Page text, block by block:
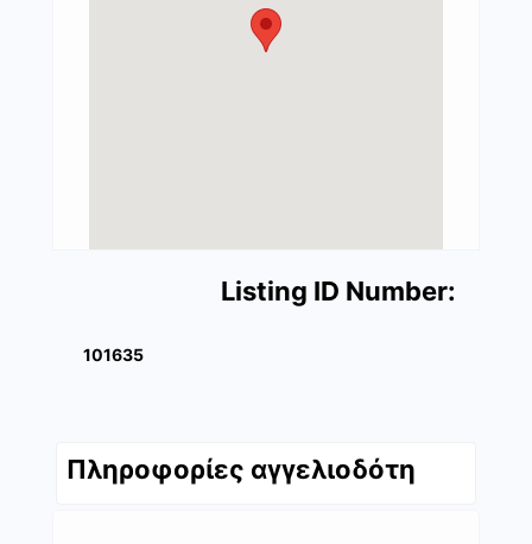
Listing ID Number:
101635
Πληροφορίες αγγελιοδότη